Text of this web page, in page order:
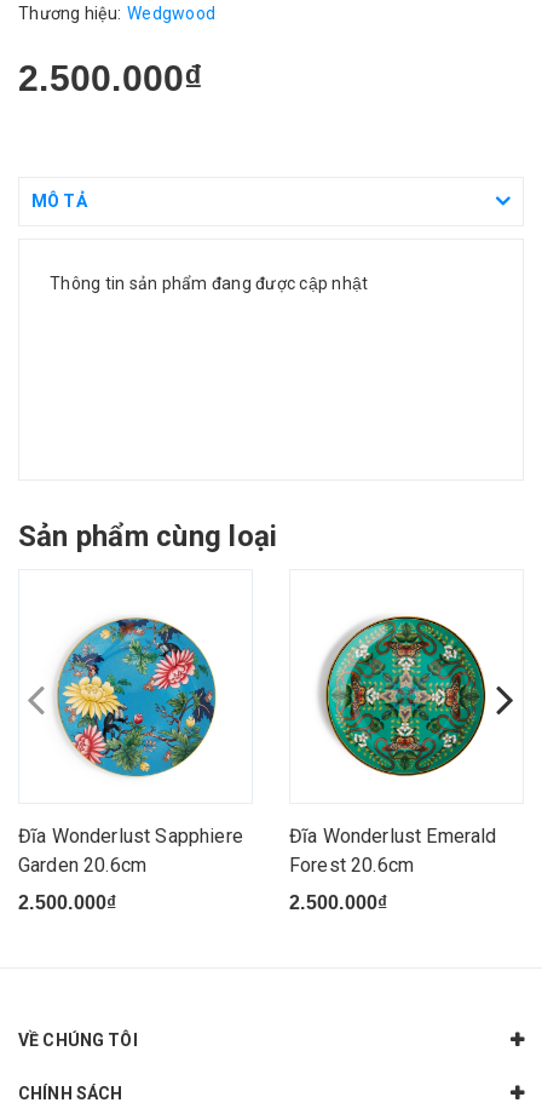
Thương hiệu: Wedgwood
2.500.000₫
MÔ TẢ
Thông tin sản phẩm đang được cập nhật
Sản phẩm cùng loại
Đĩa Wonderlust Sapphiere
Garden 20.6cm
2.500.000₫
Đĩa Wonderlust Emerald
Forest 20.6cm
2.500.000₫
VỀ CHÚNG TÔI
CHÍNH SÁCH